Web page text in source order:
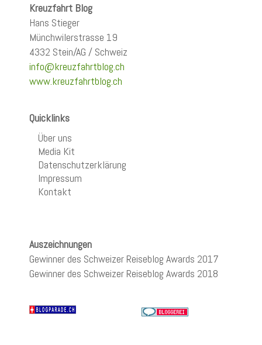
Kreuzfahrt Blog
Hans Stieger
Münchwilerstrasse 19
4332 Stein/AG / Schweiz
info@kreuzfahrtblog.ch
www.kreuzfahrtblog.ch
Quicklinks
Über uns
Media Kit
Datenschutzerklärung
Impressum
Kontakt
Auszeichnungen
Gewinner des Schweizer Reiseblog Awards 2017
Gewinner des Schweizer Reiseblog Awards 2018